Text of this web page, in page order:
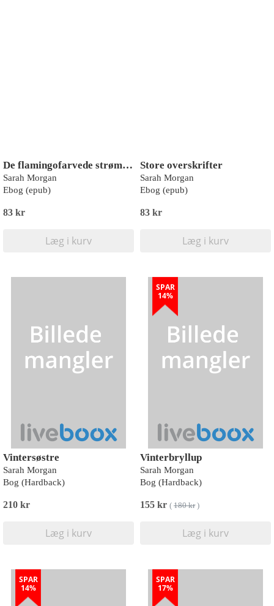
De flamingofarvede strømpebukser
Sarah Morgan
Ebog (epub)
83 kr
Læg i kurv
Store overskrifter
Sarah Morgan
Ebog (epub)
83 kr
Læg i kurv
Vintersøstre
Sarah Morgan
Bog (Hardback)
210 kr
Læg i kurv
SPAR
14%
Vinterbryllup
Sarah Morgan
Bog (Hardback)
155 kr ( 180 kr)
Læg i kurv
SPAR
14%
SPAR
17%